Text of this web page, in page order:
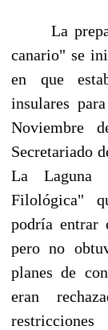
La
canario" se
en que
insulares
Noviembre
Secretariado
La Laguna
Filológica"
podría en­trar
pero no
planes de
eran